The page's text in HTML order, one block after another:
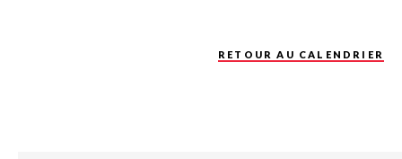
RETOUR AU CALENDRIER